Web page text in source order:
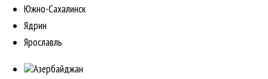
Южно-Сахалинск
Ядрин
Ярославль
Азербайджан